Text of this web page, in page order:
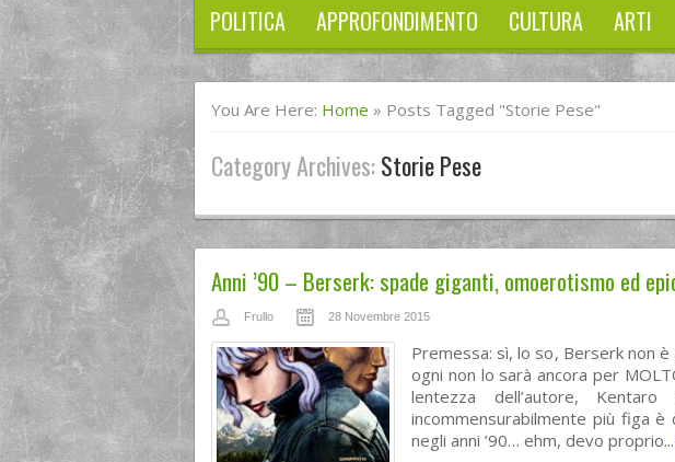
POLITICA APPROFONDIMENTO CULTURA ARTI
You Are Here: Home » Posts Tagged "storie Pese"
Category Archives:Storie Pese
Anni ’90 – Berserk: spade giganti, omoerotismo ed
Frullo 28 Novembre 2015
Premessa: sì, lo so, Berserk non
ogni non lo sarà ancora per
lentezza dell’autore,
incommensurabilmente più figa
negli anni ’90… ehm, devo proprio...